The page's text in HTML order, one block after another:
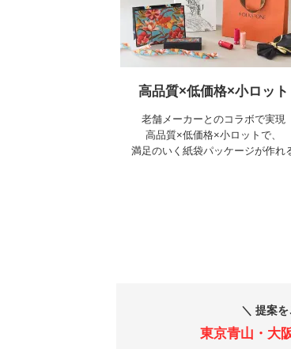
高品質×低価格×小ロット
老舗メーカーとのコラボで実現
高品質×低価格×小ロットで、
満足のいく紙袋パッケージが作れ
東京青山・大
＼ 提案